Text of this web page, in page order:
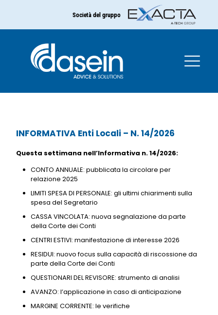
Società del gruppo
INFORMATIVA Enti Locali –
INFORMATIVA Enti Locali – N. 14/2026
Questa settimana nell’Informativa n. 14/2026:
CONTO ANNUALE: pubblicata la circolare per
relazione 2025
LIMITI SPESA DI PERSONALE: gli ultimi chiarimenti sulla
spesa del Segretario
CASSA VINCOLATA: nuova segnalazione da parte
della Corte dei Conti
CENTRI ESTIVI: manifestazione di interesse 2026
RESIDUI: nuovo focus sulla capacità di riscossione da
parte della Corte dei Conti
QUESTIONARI DEL REVISORE: strumento di analisi
AVANZO: l’applicazione in caso di anticipazione
MARGINE CORRENTE: le verifiche